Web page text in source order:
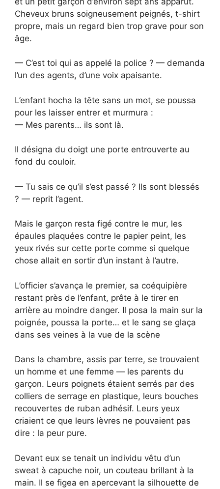
Cheveux bruns soigneusement peignés, t-shirt
propre, mais un regard bien trop grave pour son
âge.
— C’est toi qui as appelé la police ? — demanda
l’un des agents, d’une voix apaisante.
L’enfant hocha la tête sans un mot, se poussa
pour les laisser entrer et murmura :
— Mes parents… ils sont là.
Il désigna du doigt une porte entrouverte au
fond du couloir.
— Tu sais ce qu’il s’est passé ? Ils sont blessés
? — reprit l’agent.
Mais le garçon resta figé contre le mur, les
épaules plaquées contre le papier peint, les
yeux rivés sur cette porte comme si quelque
chose allait en sortir d’un instant à l’autre.
L’officier s’avança le premier, sa coéquipière
restant près de l’enfant, prête à le tirer en
arrière au moindre danger. Il posa la main sur la
poignée, poussa la porte… et le sang se glaça
dans ses veines à la vue de la scène
Dans la chambre, assis par terre, se trouvaient
un homme et une femme — les parents du
garçon. Leurs poignets étaient serrés par des
colliers de serrage en plastique, leurs bouches
recouvertes de ruban adhésif. Leurs yeux
criaient ce que leurs lèvres ne pouvaient pas
dire : la peur pure.
Devant eux se tenait un individu vêtu d’un
sweat à capuche noir, un couteau brillant à la
main. Il se figea en apercevant la silhouette de